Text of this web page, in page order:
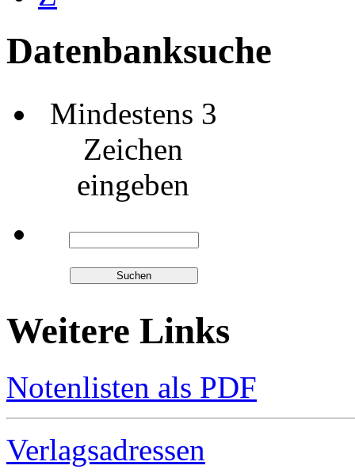
Datenbanksuche
Mindestens 3
Zeichen
eingeben
Weitere Links
Notenlisten als PDF
Verlagsadressen